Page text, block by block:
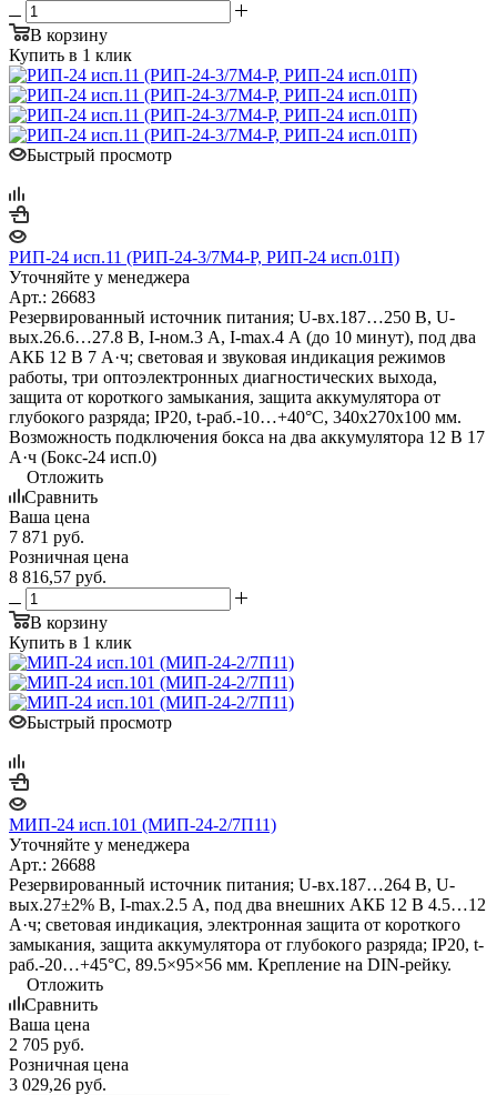
В корзину
Купить в 1 клик
Быстрый просмотр
РИП-24 исп.11 (РИП-24-3/7М4-Р, РИП-24 исп.01П)
Уточняйте у менеджера
Арт.: 26683
Резервированный источник питания; U-вх.187…250 В, U-
вых.26.6…27.8 В, I-ном.3 А, I-max.4 А (до 10 минут), под два
АКБ 12 В 7 А·ч; световая и звуковая индикация режимов
работы, три оптоэлектронных диагностических выхода,
защита от короткого замыкания, защита аккумулятора от
глубокого разряда; IP20, t-раб.-10…+40°C, 340х270х100 мм.
Возможность подключения бокса на два аккумулятора 12 В 17
А·ч (Бокс-24 исп.0)
Отложить
Сравнить
Ваша цена
7 871 руб.
Розничная цена
8 816,57 руб.
В корзину
Купить в 1 клик
Быстрый просмотр
МИП-24 исп.101 (МИП-24-2/7П11)
Уточняйте у менеджера
Арт.: 26688
Резервированный источник питания; U-вх.187…264 В, U-
вых.27±2% В, I-max.2.5 А, под два внешних АКБ 12 В 4.5…12
А·ч; световая индикация, электронная защита от короткого
замыкания, защита аккумулятора от глубокого разряда; IP20, t-
раб.-20…+45°С, 89.5×95×56 мм. Крепление на DIN-рейку.
Отложить
Сравнить
Ваша цена
2 705 руб.
Розничная цена
3 029,26 руб.